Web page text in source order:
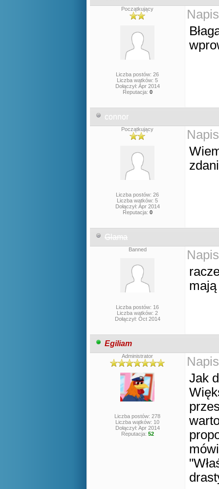
Początkujący
Liczba postów: 26
Liczba wątków: 5
Dołączył: Apr 2014
Reputacja: 0
connor
Początkujący
Liczba postów: 26
Liczba wątków: 5
Dołączył: Apr 2014
Reputacja: 0
Glama
Banned
Liczba postów: 16
Liczba wątków: 2
Dołączył: Oct 2014
Egiliam
Administrator
Liczba postów: 278
Liczba wątków: 10
Dołączył: Apr 2014
Reputacja: 52
Jak